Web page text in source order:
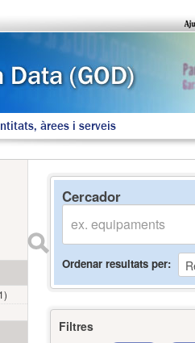
àrees i serveis
Cercador
Ordenar resultats per
Filtres